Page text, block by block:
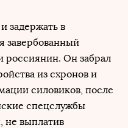
задержать в
завербованный
россиянин. Он забрал
из схронов и
силовиков, после
спецслужбы
не выплатив